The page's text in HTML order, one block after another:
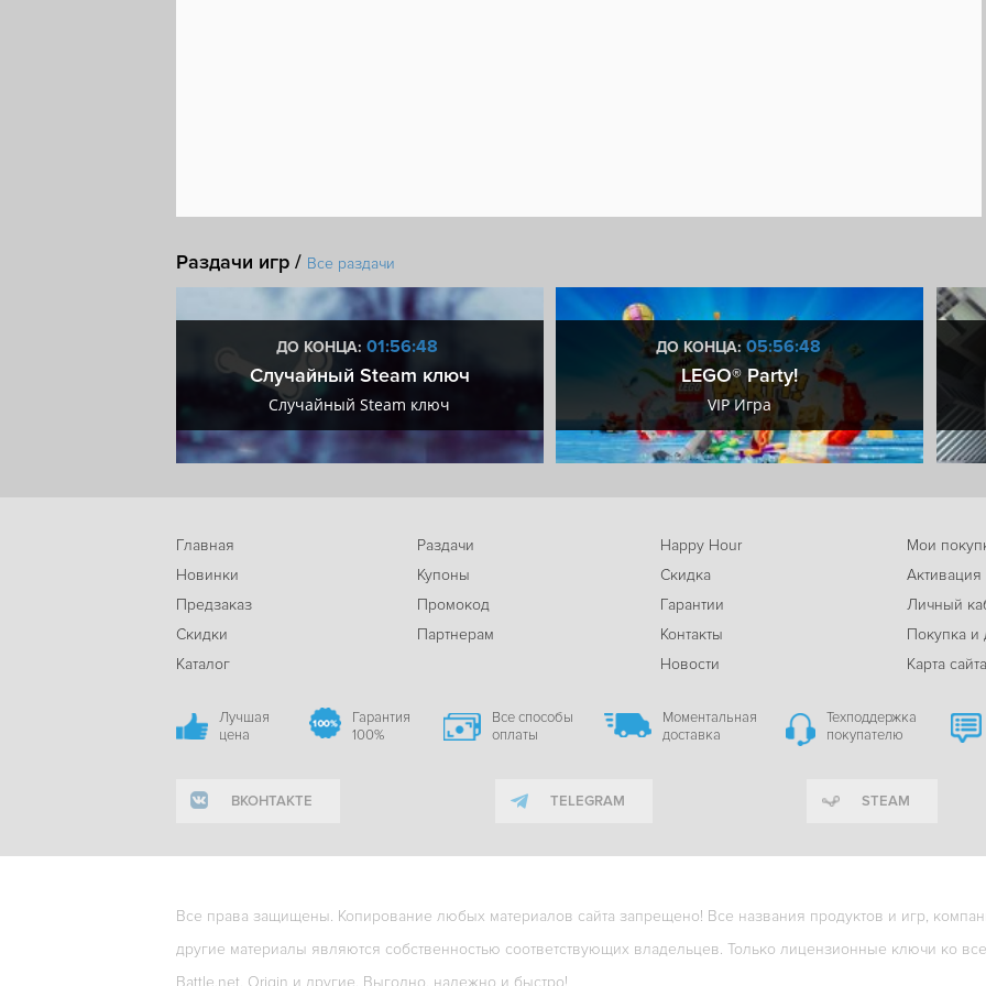
Раздачи игр / Все раздачи
ДО КОНЦА: 01:56:47
Случайный Steam ключ
Случайный Steam ключ
ДО КОНЦА:05:56:47
LEGO® Party!
VIP Игра
Главная
Новинки
Предзаказ
Скидки
Каталог
Раздачи
Купоны
Промокод
Партнерам
Happy Hour
Скидка
Гарантии
Контакты
Новости
Мои
Активация
Личный
Покупка и
Карта сайта
Лучшая
цена
Гарантия
100%
Все способы
оплаты
Моментальная
доставка
Техподдержка
покупателю
ВКОНТАКТЕ TELEGRAM STEAM
Все права защищены. Копирование любых материалов сайта запрещено! Все названия продуктов и игр,
другие материалы являются собственностью соответствующих владельцев. Только лицензионные ключи ко
Battle.net, Origin и другие. Выгодно, надежно и быстро!